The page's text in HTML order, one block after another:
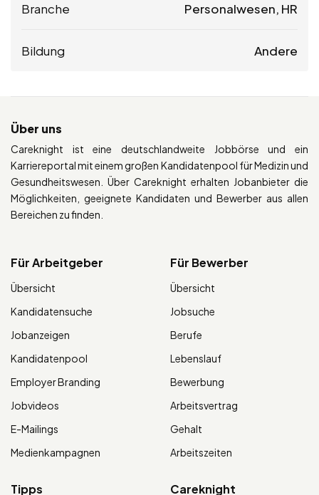
Branche Personalwesen, HR
Bildung Andere
Über uns
Careknight ist eine deutschlandweite Jobbörse und ein
Karriereportal mit einem großen Kandidatenpool für Medizin und
Gesundheitswesen. Über Careknight erhalten Jobanbieter die
Möglichkeiten, geeignete Kandidaten und Bewerber aus allen
Bereichen zu finden.
Für Arbeitgeber
Übersicht
Kandidatensuche
Jobanzeigen
Kandidatenpool
Employer Branding
Jobvideos
E-Mailings
Medienkampagnen
Für Bewerber
Übersicht
Jobsuche
Berufe
Lebenslauf
Bewerbung
Arbeitsvertrag
Gehalt
Arbeitszeiten
Tipps Careknight